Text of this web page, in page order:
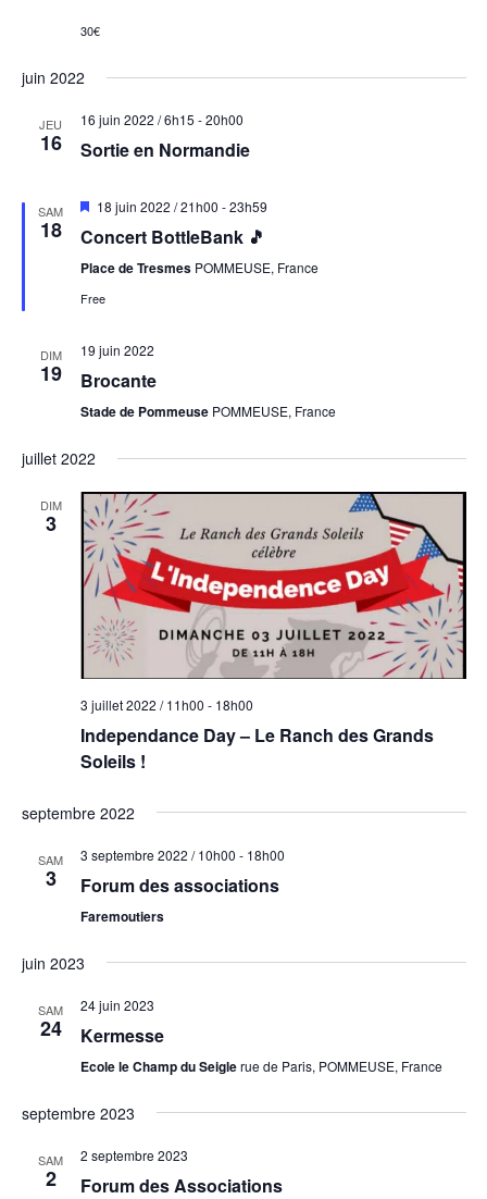
refresh
the
filtered
30€
juin 2022
JEU
16
16 juin 2022 / 6h15 -20h00
Sortie en Normandie
SAM
18
Mis
avant
18 juin 2022 / 21h00 -23h59
Concert BottleBank 🎵
Place de Tresmes POMMEUSE, France
Free
DIM
19
19 juin 2022
Brocante
Stade de Pommeuse POMMEUSE, France
juillet 2022
DIM
3
3 juillet 2022 / 11h00 - 18h00
Independance Day – Le Ranch des Grands
Soleils !
septembre 2022
SAM
3
3 septembre 2022 / 10h00 - 18h00
Forum des associations
Faremoutiers
juin 2023
SAM
24
24 juin 2023
Kermesse
Ecole le Champ du Seiglerue de Paris, POMMEUSE, France
septembre 2023
SAM
2
2 septembre 2023
Forum des Associations